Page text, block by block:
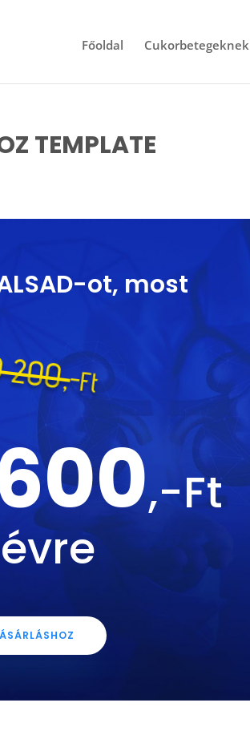
Főoldal Cukorbetegeknek
TEMPLATE
ot, most
200,-Ft
,-Ft